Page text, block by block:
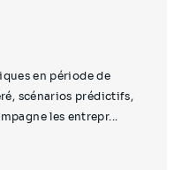
en période de
scénarios prédictifs,
les entrepr...